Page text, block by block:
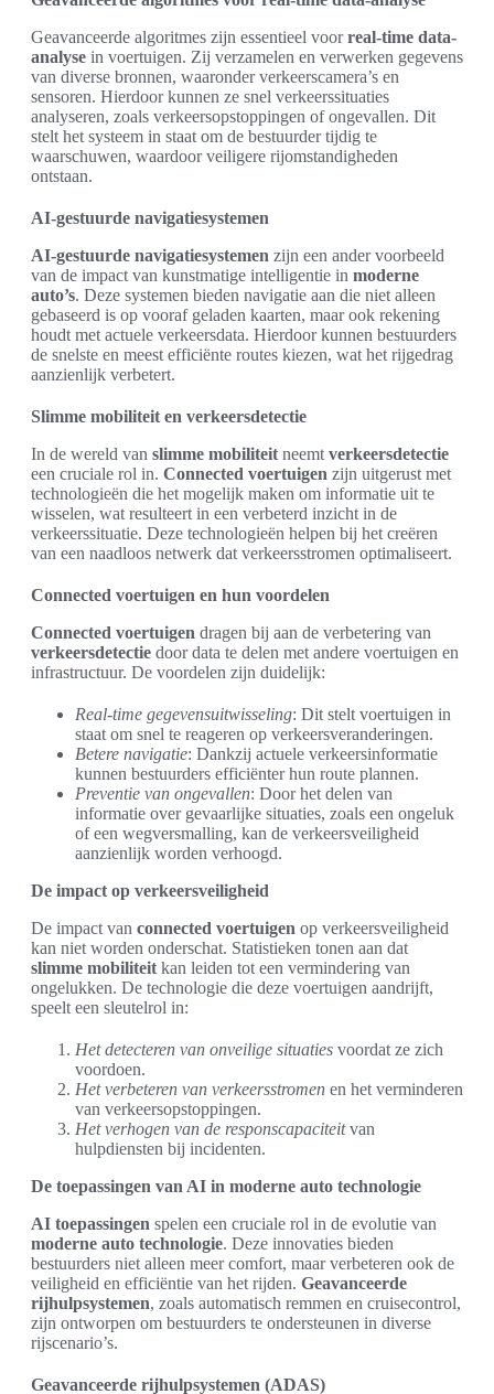
Geavanceerde algoritmes zijn essentieel voorreal-time data-
analyse in voertuigen. Zij verzamelen en verwerken gegevens
van diverse bronnen, waaronder verkeerscamera’s en
sensoren. Hierdoor kunnen ze snel verkeerssituaties
analyseren, zoals verkeersopstoppingen of ongevallen. Dit
stelt het systeem in staat om de bestuurder tijdig te
waarschuwen, waardoor veiligere rijomstandigheden
ontstaan.
AI-gestuurde navigatiesystemen
AI-gestuurde navigatiesystemen zijn een ander voorbeeld
van de impact van kunstmatige intelligentie in moderne
auto’s. Deze systemen bieden navigatie aan die niet alleen
gebaseerd is op vooraf geladen kaarten, maar ook rekening
houdt met actuele verkeersdata. Hierdoor kunnen bestuurders
de snelste en meest efficiënte routes kiezen, wat het rijgedrag
aanzienlijk verbetert.
Slimme mobiliteit en verkeersdetectie
In de wereld van slimme mobiliteit neemt verkeersdetectie
een cruciale rol in. Connected voertuigen zijn uitgerust met
technologieën die het mogelijk maken om informatie uit te
wisselen, wat resulteert in een verbeterd inzicht in de
verkeerssituatie. Deze technologieën helpen bij het creëren
van een naadloos netwerk dat verkeersstromen optimaliseert.
Connected voertuigen en hun voordelen
Connected voertuigen dragen bij aan de verbetering van
verkeersdetectie door data te delen met andere voertuigen en
infrastructuur. De voordelen zijn duidelijk:
Real-time gegevensuitwisseling: Dit stelt voertuigen in
staat om snel te reageren op verkeersveranderingen.
Betere navigatie: Dankzij actuele verkeersinformatie
kunnen bestuurders efficiënter hun route plannen.
Preventie van ongevallen: Door het delen van
informatie over gevaarlijke situaties, zoals een ongeluk
of een wegversmalling, kan de verkeersveiligheid
aanzienlijk worden verhoogd.
De impact op verkeersveiligheid
De impact van connected voertuigen op verkeersveiligheid
kan niet worden onderschat. Statistieken tonen aan dat
slimme mobiliteit kan leiden tot een vermindering van
ongelukken. De technologie die deze voertuigen aandrijft,
speelt een sleutelrol in:
Het detecteren van onveilige situaties voordat ze zich
voordoen.
Het verbeteren van verkeersstromen en het verminderen
van verkeersopstoppingen.
Het verhogen van de responscapaciteitvan
hulpdiensten bij incidenten.
De toepassingen van AI in moderne auto technologie
AI toepassingen spelen een cruciale rol in de evolutie van
moderne auto technologie. Deze innovaties bieden
bestuurders niet alleen meer comfort, maar verbeteren ook de
veiligheid en efficiëntie van het rijden. Geavanceerde
rijhulpsystemen, zoals automatisch remmen en cruisecontrol,
zijn ontworpen om bestuurders te ondersteunen in diverse
rijscenario’s.
Geavanceerde rijhulpsystemen (ADAS)